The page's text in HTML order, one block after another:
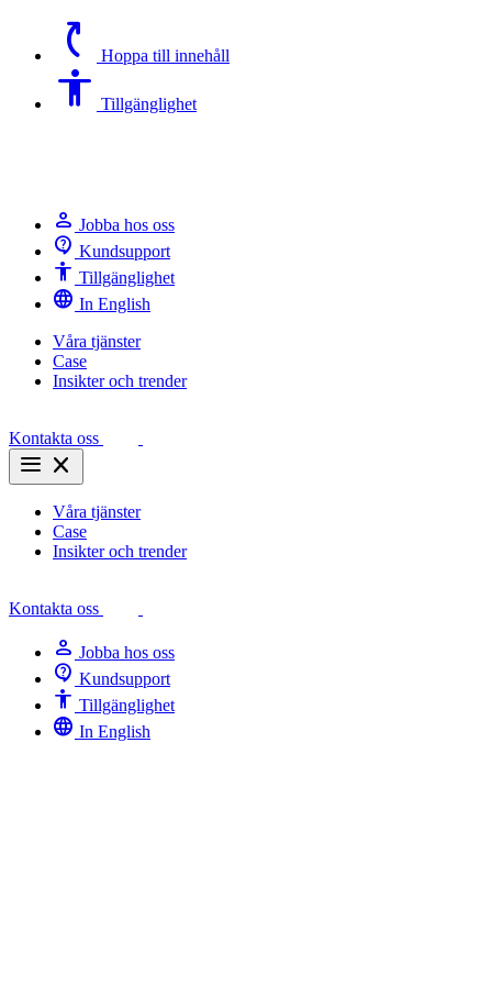
switch_access_shortcut Hoppa till innehåll
Accessibility Tillgänglighet
person Jobba hos oss
contact_support Kundsupport
Accessibility Tillgänglighet
language In English
Våra tjänster
Case
Insikter och trender
Kontakta oss
menu close
Våra tjänster
Case
Insikter och trender
Kontakta oss
person Jobba hos oss
contact_support Kundsupport
Accessibility Tillgänglighet
language In English